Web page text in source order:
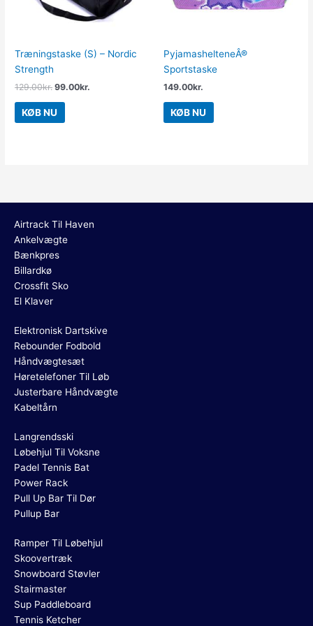
Træningstaske (S) – Nordic
Strength
129.00kr. 99.00kr.
KØB NU
PyjamashelteneÂ®
Sportstaske
149.00kr.
KØB NU
Airtrack Til Haven
Ankelvægte
Bænkpres
Billardkø
Crossfit Sko
El Klaver
Elektronisk Dartskive
Rebounder Fodbold
Håndvægtesæt
Høretelefoner Til Løb
Justerbare Håndvægte
Kabeltårn
Langrendsski
Løbehjul Til Voksne
Padel Tennis Bat
Power Rack
Pull Up Bar Til Dør
Pullup Bar
Ramper Til Løbehjul
Skoovertræk
Snowboard Støvler
Stairmaster
Sup Paddleboard
Tennis Ketcher